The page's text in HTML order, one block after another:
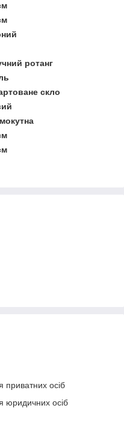
ротанг
скло
приватних осіб
юридичних осіб